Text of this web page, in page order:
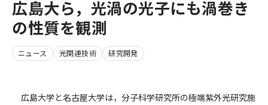
広島大ら，光渦の光子にも渦巻き
の性質を観測
ニュース 光関連技術 研究開発
広島大学と名古屋大学は，分子科学研究所の極端紫外光研究施